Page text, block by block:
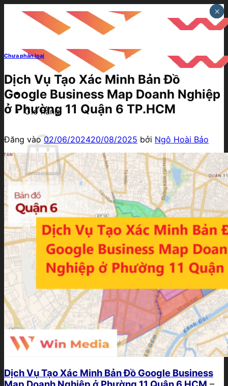
Giỏ hàng
Chưa có sản phẩm trong giỏ hàng.
Quay trở lại cửa hàng
Chưa phân loại
Dịch Vụ Tạo Xác Minh Bản Đồ
Google Business Map Doanh Nghiệp
ở Phường 11 Quận 6 TP.HCM
Đăng vào02/06/202420/08/2025 bởi Ngô Hoài Bảo
Dịch Vụ Tạo Xác Minh Bản Đồ Google Business
×
×
×